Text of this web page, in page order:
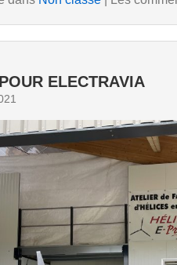
ELECTRAVIA